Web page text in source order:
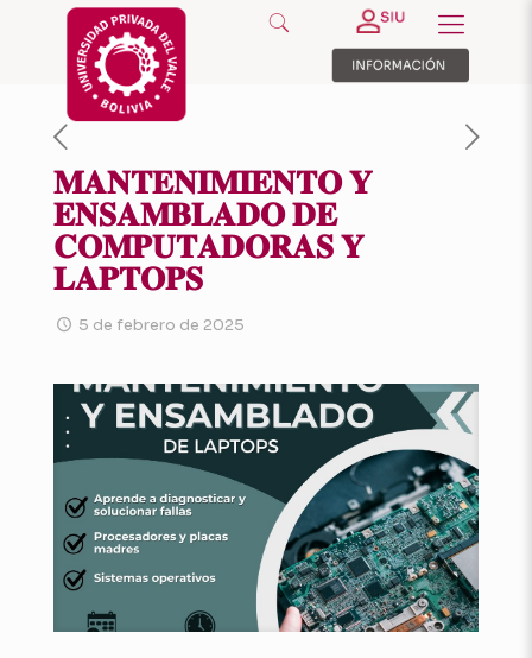
𝐌𝐀𝐍𝐓𝐄𝐍𝐈𝐌𝐈𝐄𝐍𝐓𝐎 𝐘
𝐄𝐍𝐒𝐀𝐌𝐁𝐋𝐀𝐃𝐎 𝐃𝐄
𝐂𝐎𝐌𝐏𝐔𝐓𝐀𝐃𝐎𝐑𝐀𝐒 𝐘
𝐋𝐀𝐏𝐓𝐎𝐏𝐒
5 de febrero de 2025